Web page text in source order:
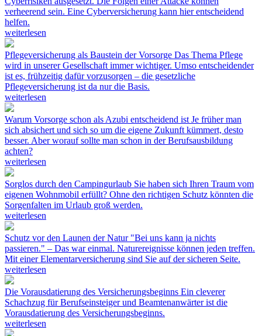
verheerend sein. Eine Cyberversicherung kann hier entscheidend
helfen.
weiterlesen
Pflegeversicherung als Baustein der Vorsorge Das Thema Pflege
wird in unserer Gesellschaft immer wichtiger. Umso entscheidender
ist es, frühzeitig dafür vorzusorgen – die gesetzliche
Pflegeversicherung ist da nur die Basis.
weiterlesen
Warum Vorsorge schon als Azubi entscheidend ist Je früher man
sich absichert und sich so um die eigene Zukunft kümmert, desto
besser. Aber worauf sollte man schon in der Berufsausbildung
achten?
weiterlesen
Sorglos durch den Campingurlaub Sie haben sich Ihren Traum vom
eigenen Wohnmobil erfüllt? Ohne den richtigen Schutz könnten die
Sorgenfalten im Urlaub groß werden.
weiterlesen
Schutz vor den Launen der Natur "Bei uns kann ja nichts
passieren." – Das war einmal. Naturereignisse können jeden treffen.
Mit einer Elementarversicherung sind Sie auf der sicheren Seite.
weiterlesen
Die Vorausdatierung des Versicherungsbeginns Ein cleverer
Schachzug für Berufseinsteiger und Beamtenanwärter ist die
Vorausdatierung des Versicherungsbeginns.
weiterlesen